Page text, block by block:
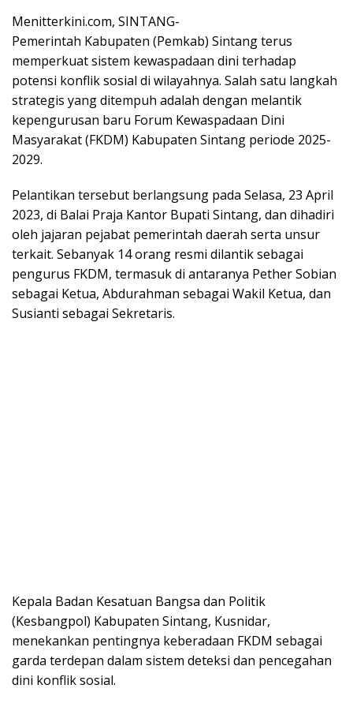
Menitterkini.com, SINTANG-
Pemerintah Kabupaten (Pemkab) Sintang terus
memperkuat sistem kewaspadaan dini terhadap
potensi konflik sosial di wilayahnya. Salah satu langkah
strategis yang ditempuh adalah dengan melantik
kepengurusan baru Forum Kewaspadaan Dini
Masyarakat (FKDM) Kabupaten Sintang periode 2025-
2029.
Pelantikan tersebut berlangsung pada Selasa, 23 April
2023, di Balai Praja Kantor Bupati Sintang, dan dihadiri
oleh jajaran pejabat pemerintah daerah serta unsur
terkait. Sebanyak 14 orang resmi dilantik sebagai
pengurus FKDM, termasuk di antaranya Pether Sobian
sebagai Ketua, Abdurahman sebagai Wakil Ketua, dan
Susianti sebagai Sekretaris.
Kepala Badan Kesatuan Bangsa dan Politik
(Kesbangpol) Kabupaten Sintang, Kusnidar,
menekankan pentingnya keberadaan FKDM sebagai
garda terdepan dalam sistem deteksi dan pencegahan
dini konflik sosial.